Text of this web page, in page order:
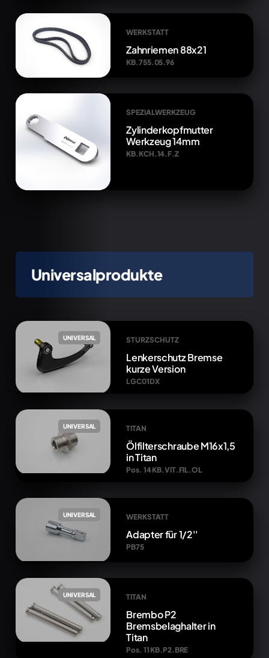
WERKSTATT
Zahnriemen 88x21
KB.755.05.96
SPEZIALWERKZEUG
Zylinderkopfmutter
Werkzeug 14mm
KB.KCH.14.F.Z
Universalprodukte
UNIVERSAL STURZSCHUTZ
Lenkerschutz Bremse
kurze Version
LGC01DX
UNIVERSAL TITAN
Ölfilterschraube M16x1,5
in Titan
Pos. 14 KB.VIT.FIL.OL
UNIVERSAL WERKSTATT
Adapter für 1/2''
PB75
UNIVERSAL TITAN
Brembo P2
Bremsbelaghalter in
Titan
Pos. 11 KB.P2.BRE